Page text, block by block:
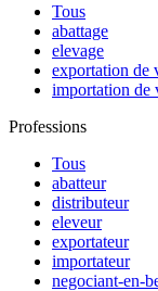
Tous
abattage
elevage
exportation de
importation de
Professions
Tous
abatteur
distributeur
eleveur
exportateur
importateur
negociant-en-